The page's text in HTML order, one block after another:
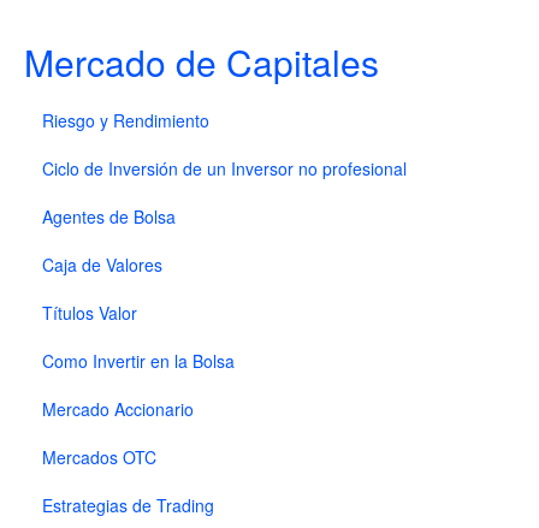
Mercado de Capitales
Riesgo y Rendimiento
Ciclo de Inversión de un Inversor no profesional
Agentes de Bolsa
Caja de Valores
Títulos Valor
Como Invertir en la Bolsa
Mercado Accionario
Mercados OTC
Estrategias de Trading